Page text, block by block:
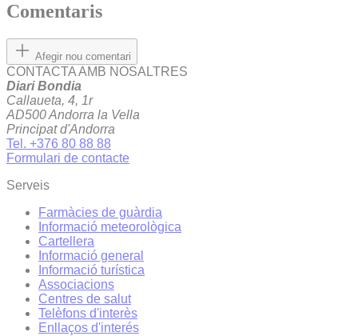
Comentaris
Afegir nou comentari
CONTACTA AMB NOSALTRES
Diari Bondia
Callaueta, 4, 1r
AD500 Andorra la Vella
Principat d'Andorra
Tel. +376 80 88 88
Formulari de contacte
Serveis
Farmàcies de guàrdia
Informació meteorològica
Cartellera
Informació general
Informació turística
Associacions
Centres de salut
Telèfons d'interès
Enllaços d'interés